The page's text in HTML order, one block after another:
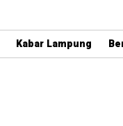
Kabar Lampung